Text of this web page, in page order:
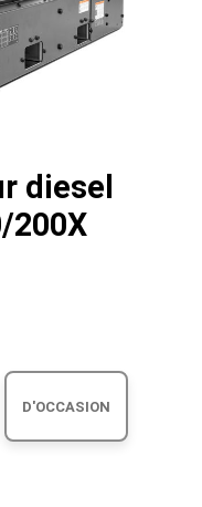
diesel
200X
D'OCCASION